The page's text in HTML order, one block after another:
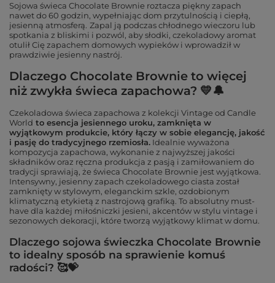
Sojowa świeca Chocolate Brownie roztacza piękny zapach
nawet do 60 godzin, wypełniając dom przytulnością i ciepłą,
jesienną atmosferą. Zapal ją podczas chłodnego wieczoru lub
spotkania z bliskimi i pozwól, aby słodki, czekoladowy aromat
otulił Cię zapachem domowych wypieków i wprowadził w
prawdziwie jesienny nastrój.
Dlaczego Chocolate Brownie to więcej
niż zwykła świeca zapachowa? 💛🔔
Czekoladowa świeca zapachowa z kolekcji Vintage od Candle
World to esencja jesiennego uroku, zamknięta w
wyjątkowym produkcie, który łączy w sobie elegancję, jakość
i pasję do tradycyjnego rzemiosła. Idealnie wyważona
kompozycja zapachowa, wykonanie z najwyższej jakości
składników oraz ręczna produkcja z pasją i zamiłowaniem do
tradycji sprawiają, że świeca Chocolate Brownie jest wyjątkowa.
Intensywny, jesienny zapach czekoladowego ciasta został
zamknięty w stylowym, eleganckim szkle, ozdobionym
klimatyczną etykietą z nastrojową grafiką. To absolutny must-
have dla każdej miłośniczki jesieni, akcentów w stylu vintage i
sezonowych dekoracji, które tworzą wyjątkowy klimat w domu.
Dlaczego sojowa świeczka Chocolate Brownie
to idealny sposób na sprawienie komuś
radości? 🥰💝